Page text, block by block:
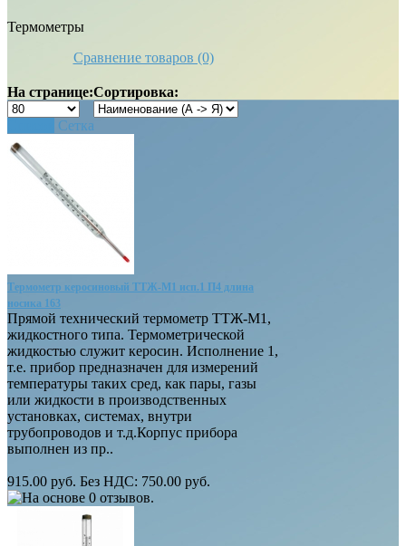
Термометры
Сравнение товаров (0)
На странице:Сортировка:
Сетка
Термометр керосиновый ТТЖ-М1 исп.1 П4 длина
носика 163
Прямой технический термометр ТТЖ-М1,
жидкостного типа. Термометрической
жидкостью служит керосин. Исполнение 1,
т.е. прибор предназначен для измерений
температуры таких сред, как пары, газы
или жидкости в производственных
установках, системах, внутри
трубопроводов и т.д.Корпус прибора
выполнен из пр..
915.00 руб. Без НДС: 750.00 руб.